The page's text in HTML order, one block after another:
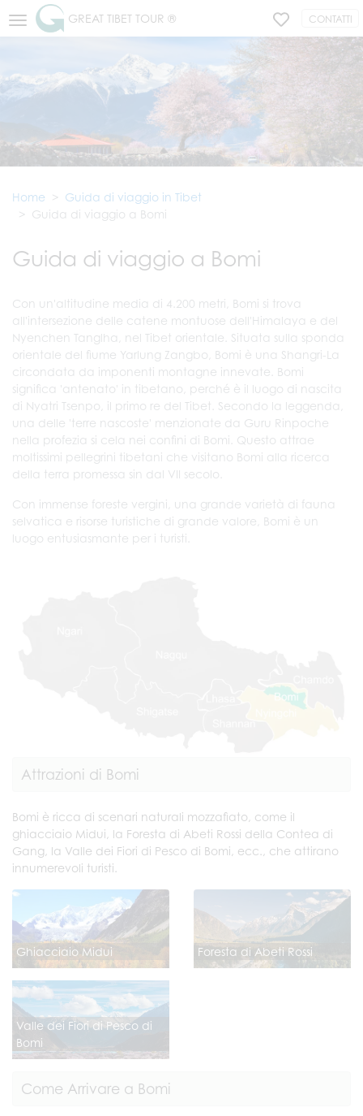
GREAT TIBET TOUR ® CONTATTI
Home
Guida di viaggio in Tibet
Guida di viaggio a Bomi
Guida di viaggio a Bomi
Con un'altitudine media di 4.200 metri, Bomi si trova
all'intersezione delle catene montuose dell'Himalaya e del
Nyenchen Tanglha, nel Tibet orientale. Situata sulla sponda
orientale del fiume Yarlung Zangbo, Bomi è una Shangri-La
circondata da imponenti montagne innevate. Bomi
significa 'antenato' in tibetano, perché è il luogo di nascita
di Nyatri Tsenpo, il primo re del Tibet. Secondo la leggenda,
una delle 'terre nascoste' menzionate da Guru Rinpoche
nella profezia si cela nei confini di Bomi. Questo attrae
moltissimi pellegrini tibetani che visitano Bomi alla ricerca
della terra promessa sin dal VII secolo.
Con immense foreste vergini, una grande varietà di fauna
selvatica e risorse turistiche di grande valore, Bomi è un
luogo entusiasmante per i turisti.
Attrazioni di Bomi
Bomi è ricca di scenari naturali mozzafiato, come il
ghiacciaio Midui, la Foresta di Abeti Rossi della Contea di
Gang, la Valle dei Fiori di Pesco di Bomi, ecc., che attirano
innumerevoli turisti.
Ghiacciaio Midui Foresta di Abeti Rossi
Valle dei Fiori di Pesco di
Bomi
Come Arrivare a Bomi